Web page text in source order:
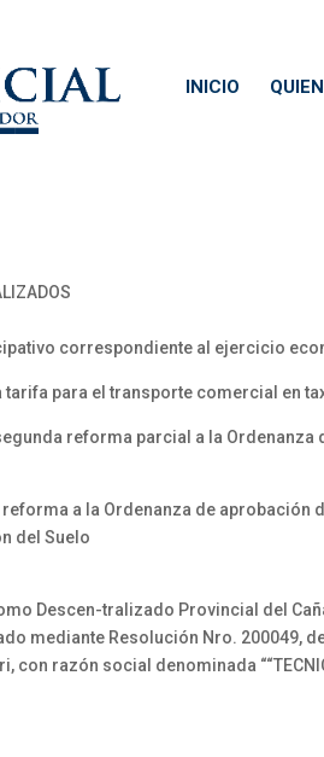
INICIO
correspondiente al ejercicio
tarifa para el transporte comercial en
reforma parcial a la
reforma a la Ordenanza de
del Suelo
Descen-tralizado Provincial del
mediante Resolución Nro. 200049,
con razón social denominada